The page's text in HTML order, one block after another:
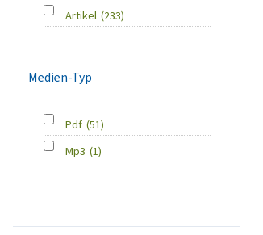
Artikel (233)
Medien-Typ
Pdf (51)
Mp3 (1)